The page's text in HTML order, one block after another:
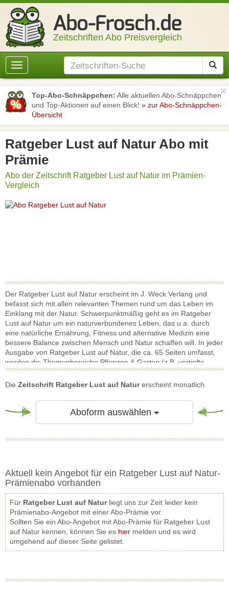
Zeitschriften Abo Preisvergleich
Toggle
navigation
Top-Abo-Schnäppchen: Alle aktuellen Abo-Schnäppchen
und Top-Aktionen auf einen Blick! » zur Abo-Schnäppchen-
Übersicht
×
Ratgeber Lust auf Natur Abo mit
Prämie
Abo der Zeitschrift Ratgeber Lust auf Natur im Prämien-
Vergleich
Der Ratgeber Lust auf Natur erscheint im J. Weck Verlang und
befasst sich mit allen relevanten Themen rund um das Leben im
Einklang mit der Natur. Schwerpunktmäßig geht es im Ratgeber
Lust auf Natur um ein naturverbundenes Leben, das u.a. durch
eine natürliche Ernährung, Fitness und alternative Medizin eine
bessere Balance zwischen Mensch und Natur schaffen will. In jeder
Ausgabe von Ratgeber Lust auf Natur, die ca. 65 Seiten umfasst,
werden die Themenbereiche Pflanzen & Garten (z.B. vertiefte
Darstellung bestimmter Bäume oder Blumen), Gesund & Vital
(insbesondere gesunde natürliche Lebensmittel wie z.B.
Meerrettich) , Tier & Umwelt (z.B. regionale Tierarten), Aktiv
unterwegs (z.B. Wandertipps), Kreatives & Handwerk (z.B.
Vorstellung kleiner Manufakturen, Dekorationstipps), Extras (z.B.
Büchertipps, Kreuzworträtsel, Vorschau) behandelt. Die genannten
auf Natur inhaltlich stets auf die vier Jahreszeiten abgestimmt.
Die Zeitschrift Ratgeber Lust auf Naturerscheint monatlich.
Aboform auswählen Toggle
Aktuell kein Angebot für ein Ratgeber Lust auf Natur-
Prämienabo vorhanden
Für Ratgeber Lust auf Naturliegt uns zur Zeit leider kein
Prämienabo-Angebot mit einer Abo-Prämie vor.
Sollten Sie ein Abo-Angebot mit Abo-Prämie für Ratgeber Lust
auf Natur kennen, können Sie es hier melden und es wird
umgehend auf dieser Seite gelistet.